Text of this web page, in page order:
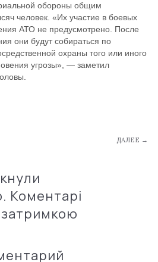
обороны общим
человек. «Их участие в боевых
АТО не предусмотрено. После
они будут собираться по
охраны того или иного
угрозы», — заметил
ДАЛЕЕ →
Коментарі
затримкою